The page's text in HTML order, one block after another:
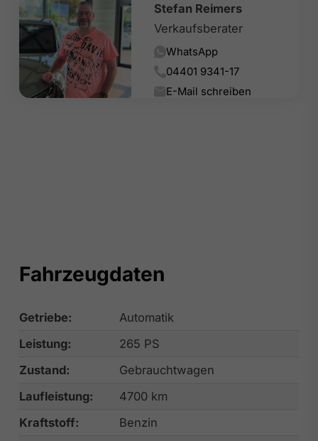
Stefan Reimers
Verkaufsberater
WhatsApp
04401 9341-17
E-Mail schreiben
Fahrzeugdaten
Getriebe:
Automatik
Leistung:
265 PS
Zustand:
Gebrauchtwagen
Laufleistung:
4700 km
Kraftstoff:
Benzin